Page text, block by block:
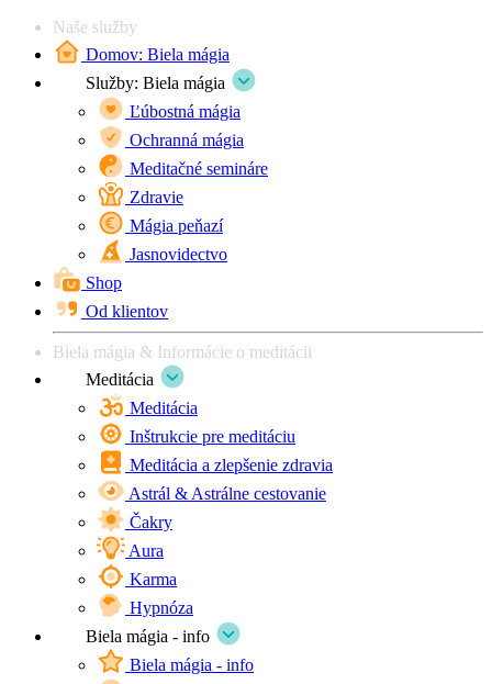
Naše služby
Domov: Biela mágia
Služby: Biela mágia
Ľúbostná mágia
Ochranná mágia
Meditačné semináre
Zdravie
Mágia peňazí
Jasnovidectvo
Shop
Od klientov
Biela mágia & Informácie o meditácii
Meditácia
Meditácia
Inštrukcie pre meditáciu
Meditácia a zlepšenie zdravia
Astrál & Astrálne cestovanie
Čakry
Aura
Karma
Hypnóza
Biela mágia - info
Biela mágia - info